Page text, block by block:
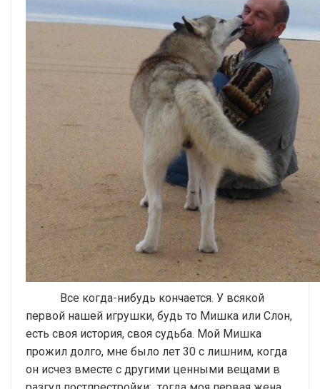
Все когда-нибудь кончается. У всякой
первой нашей игрушки, будь то Мишка или Слон,
есть своя история, своя судьба. Мой Мишка
прожил долго, мне было лет 30 с лишним, когда
он исчез вместе с другими ценными вещами в